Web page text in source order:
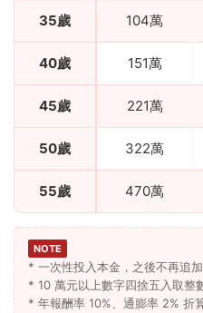
35歲 104萬
40歲 151萬
45歲 221萬
50歲 322萬
55歲 470萬
NOTE
* 一次性投入本金，之後不再追
* 10 萬元以上數字四捨五入取整數
* 年報酬率 10%、通膨率 2% 折算